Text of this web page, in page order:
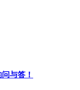
与答！